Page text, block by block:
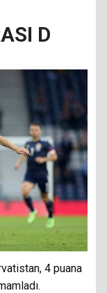
D
4 puana